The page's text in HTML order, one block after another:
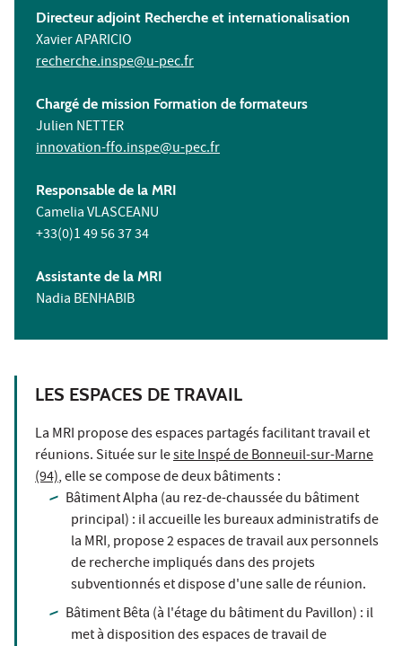
Directeur adjoint Recherche et internationalisation
Xavier APARICIO
recherche.inspe@u-pec.fr
Chargé de mission Formation de formateurs
Julien NETTER
innovation-ffo.inspe@u-pec.fr
Responsable de la MRI
Camelia VLASCEANU
+33(0)1 49 56 37 34
Assistante de la MRI
Nadia BENHABIB
LES ESPACES DE TRAVAIL
La MRI propose des espaces partagés facilitant travail et
réunions. Située sur lesite Inspé de Bonneuil-sur-Marne
(94), elle se compose de deux bâtiments :
Bâtiment Alpha (au rez-de-chaussée du bâtiment
principal) : il accueille les bureaux administratifs de
la MRI, propose 2 espaces de travail aux personnels
de recherche impliqués dans des projets
subventionnés et dispose d'une salle de réunion.
Bâtiment Bêta (à l'étage du bâtiment du Pavillon) : il
met à disposition des espaces de travail de